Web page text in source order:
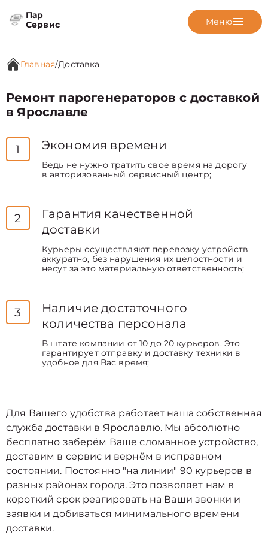
Пар
Сервис
Меню
Главная/Доставка
Ремонт парогенераторов с доставкой
в Ярославле
1 Экономия времени
Ведь не нужно тратить свое время на дорогу
в авторизованный сервисный центр;
2
Гарантия качественной
доставки
Курьеры осуществляют перевозку устройств
аккуратно, без нарушения их целостности и
несут за это материальную ответственность;
3
Наличие достаточного
количества персонала
В штате компании от 10 до 20 курьеров. Это
гарантирует отправку и доставку техники в
удобное для Вас время;
Для Вашего удобства работает наша собственная
служба доставки в Ярославлю. Мы абсолютно
бесплатно заберём Ваше сломанное устройство,
доставим в сервис и вернём в исправном
состоянии. Постоянно "на линии" 90 курьеров в
разных районах города. Это позволяет нам в
короткий срок реагировать на Ваши звонки и
заявки и добиваться минимального времени
доставки.